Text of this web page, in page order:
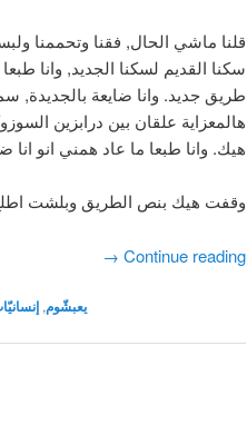
قلنا ماشي الحال, فقنا وتحممنا
طريق جديد. وانا ضايعة
هالمعزاية علقان بين درابزين
هيك. وانا طبعا ما عاد همني انو
وقفت هيك بنص الطريق وبلشت
Continue reading
→
يعبشّوم,